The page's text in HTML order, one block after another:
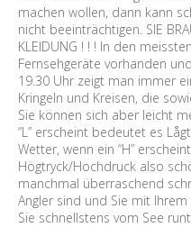
machen wollen, dann kann
nicht beeinträchtigen. SIE
KLEIDUNG ! ! ! In den
Fernsehgeräte vorhanden
19.30 Uhr zeigt man immer
Kringeln und Kreisen, die
Sie können sich aber leicht
“L” erscheint bedeutet es
Wetter, wenn ein “H”
Högtryck/Hochdruck also
manchmal überraschend
Angler sind und Sie mit
Sie schnellstens vom See